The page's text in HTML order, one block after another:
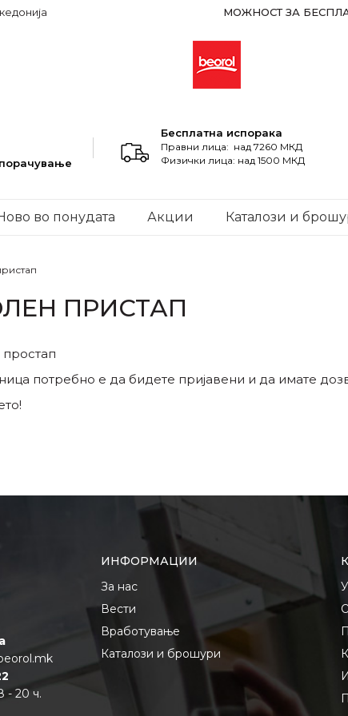
МОЖНОСТ ЗА
Бесплатна испорака
Правни лица: над 7260 МКД
Физички лица: над 1500 МКД
во понудата Акции Каталози и
ПРИСТАП
потребно е да бидете пријавени и да имате
- 20 ч.
ИНФОРМАЦИИ
За нас
Вести
Вработување
Каталози и брошури